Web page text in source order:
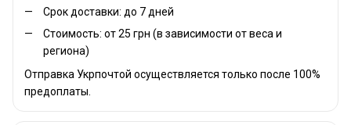
Срок доставки: до 7 дней
Стоимость: от 25 грн (в зависимости от веса и
региона)
Отправка Укрпочтой осуществляется только после 100%
предоплаты.